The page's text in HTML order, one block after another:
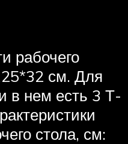
рабочего
см. Для
в нем есть 3 Т-
стола, см: